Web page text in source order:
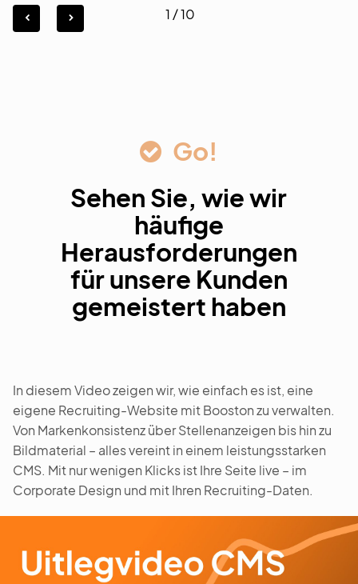
1 /10
Go!
Sehen Sie, wie wir
häufige
Herausforderungen
für unsere Kunden
gemeistert haben
In diesem Video zeigen wir, wie einfach es ist, eine
eigene Recruiting-Website mit Booston zu verwalten.
Von Markenkonsistenz über Stellenanzeigen bis hin zu
Bildmaterial – alles vereint in einem leistungsstarken
CMS. Mit nur wenigen Klicks ist Ihre Seite live – im
Corporate Design und mit Ihren Recruiting-Daten.